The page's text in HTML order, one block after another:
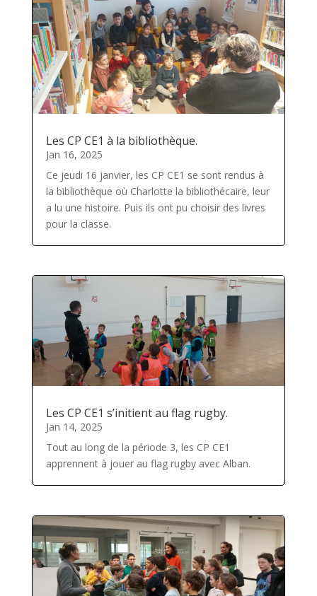
Les CP CE1 à la bibliothèque.
Jan 16, 2025
Ce jeudi 16 janvier, les CP CE1 se sont rendus à
la bibliothèque où Charlotte la bibliothécaire, leur
a lu une histoire. Puis ils ont pu choisir des livres
pour la classe.
Les CP CE1 s’initient au flag rugby.
Jan 14, 2025
Tout au long de la période 3, les CP CE1
apprennent à jouer au flag rugby avec Alban.